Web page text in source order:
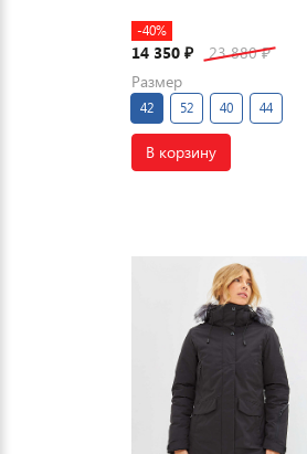
-40%
14 350 ₽ 23 880₽
Размер
42 52 40 44
В корзину